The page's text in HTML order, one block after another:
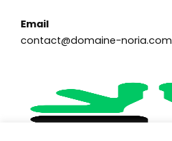
Email
contact@domaine-noria.com